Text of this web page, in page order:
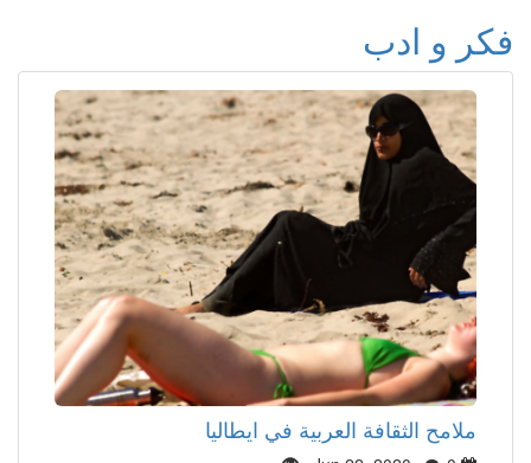
فكر و ادب
ملامح الثقافة العربية في ايطاليا